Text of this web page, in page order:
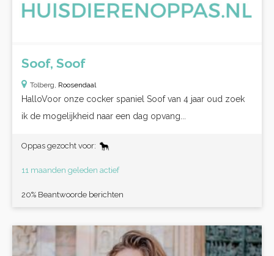
Soof, Soof
Tolberg, Roosendaal
HalloVoor onze cocker spaniel Soof van 4 jaar oud zoek
ik de mogelijkheid naar een dag opvang...
Oppas gezocht voor:
11 maanden geleden actief
20% Beantwoorde berichten